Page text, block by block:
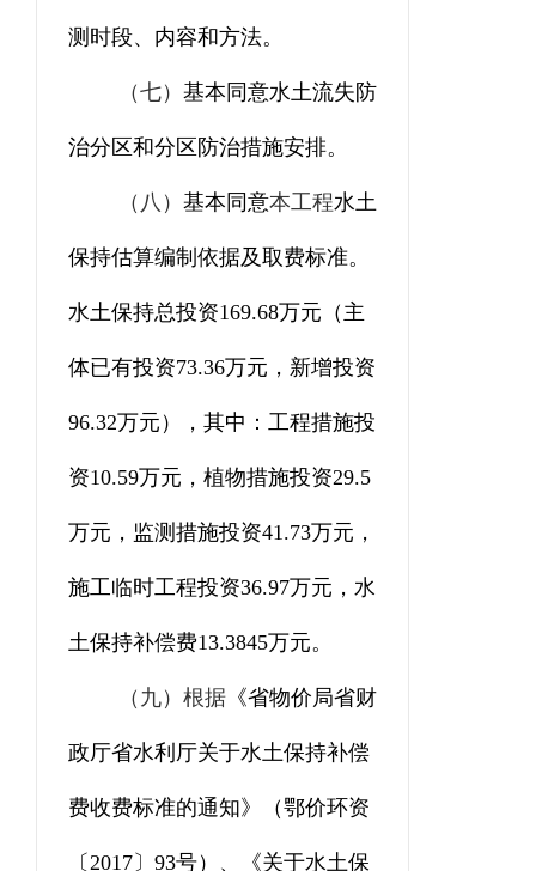
测时段、内容和方法。
（七）基本同意水土流失防
治分区和分区防治措施安排。
（八）基本同意本工程水土
保持估算编制依据及取费标准。
水土保持总投资169.68万元 （ 主
体已有投资73.36万元， 新增投资
96.32万元 ） ，其中：工程措施投
资10.59万元，植物措施投资29.5
万元， 监测措施投资41.73万元，
施工临时工程投资36.97万元，水
土保持补偿费13.3845万元。
（九）根据 《省物价局省财
政厅省水利厅关于水土保持补偿
费收费标准的通知》（鄂价环资
〔 2017 〕 93号）、《关于水土保